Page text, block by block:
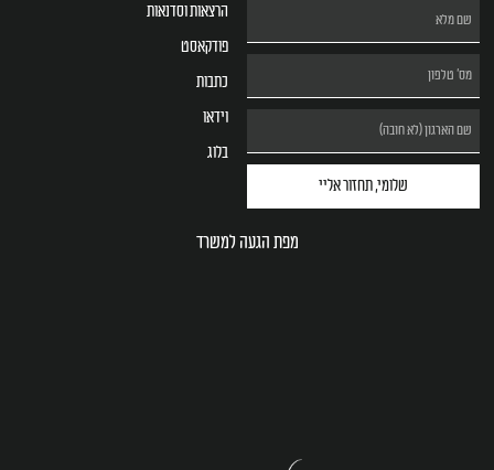
הרצאות וסדנאות
פודקאסט
כתבות
וידאו
בלוג
שלומי, תחזור אליי
מפת הגעה למשרד